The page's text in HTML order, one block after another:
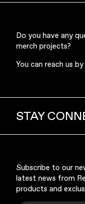
Culture & Arts
Do you have any
merch projects?
You can reach us
STAY
Subscribe to our
latest news from
products and